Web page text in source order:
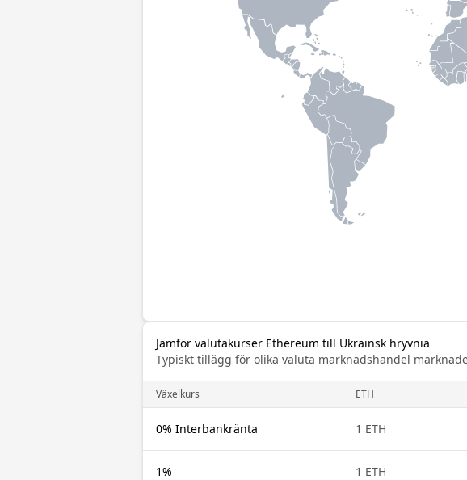
Jämför valutakurser Ethereum till Ukrainsk hryvnia
Typiskt tillägg för olika valuta marknadshandel
Växelkurs ETH
0% Interbankränta 1 ETH
1% 1 ETH